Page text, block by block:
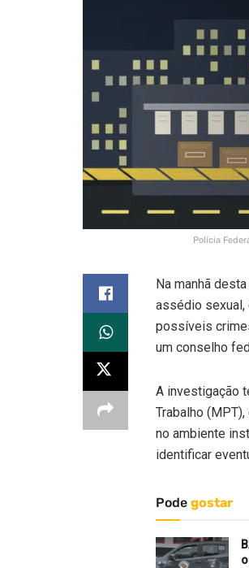
Polícia
Na manhã
assédio sexual,
possíveis
um conselho
A investigação
Trabalho
no ambiente
identificar
Pode gostar